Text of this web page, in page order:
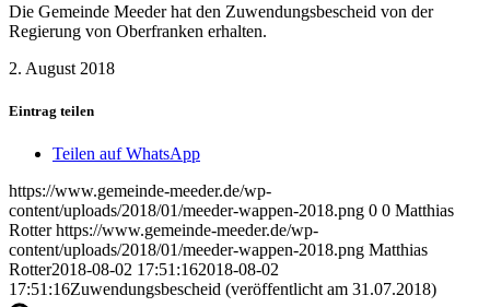
Die Gemeinde Meeder hat den Zuwendungsbescheid von der
Regierung von Oberfranken erhalten.
2. August 2018
Eintrag teilen
Teilen auf WhatsApp
https://www.gemeinde-meeder.de/wp-
content/uploads/2018/01/meeder-wappen-2018.png 0 0 Matthias
Rotter https://www.gemeinde-meeder.de/wp-
content/uploads/2018/01/meeder-wappen-2018.png Matthias
Rotter2018-08-02 17:51:162018-08-02
17:51:16Zuwendungsbescheid (veröffentlicht am 31.07.2018)